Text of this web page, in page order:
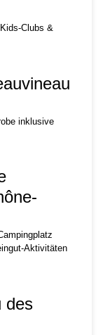
Clubs &
inklusive
Aktivitäten
des